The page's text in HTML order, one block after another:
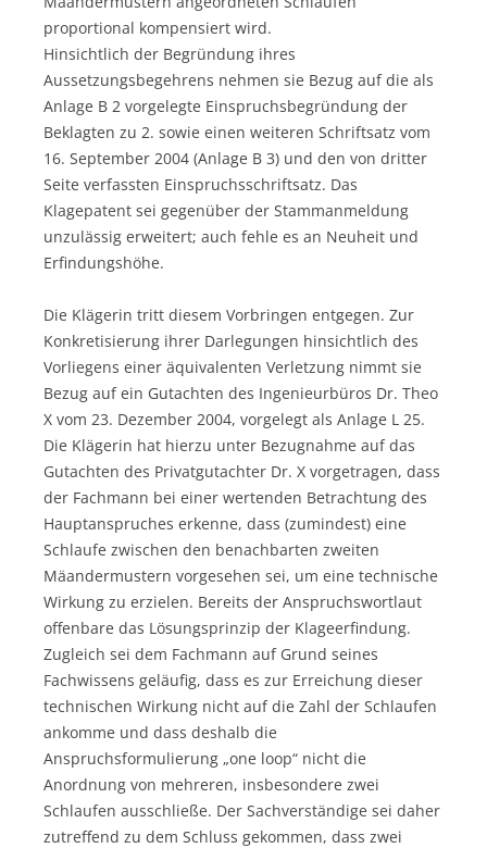
proportional kompensiert wird.
Hinsichtlich der Begründung ihres
Aussetzungsbegehrens nehmen sie Bezug auf die als
Anlage B 2 vorgelegte Einspruchsbegründung der
Beklagten zu 2. sowie einen weiteren Schriftsatz vom
16. September 2004 (Anlage B 3) und den von dritter
Seite verfassten Einspruchsschriftsatz. Das
Klagepatent sei gegenüber der Stammanmeldung
unzulässig erweitert; auch fehle es an Neuheit und
Erfindungshöhe.
Die Klägerin tritt diesem Vorbringen entgegen. Zur
Konkretisierung ihrer Darlegungen hinsichtlich des
Vorliegens einer äquivalenten Verletzung nimmt sie
Bezug auf ein Gutachten des Ingenieurbüros Dr. Theo
X vom 23. Dezember 2004, vorgelegt als Anlage L 25.
Die Klägerin hat hierzu unter Bezugnahme auf das
Gutachten des Privatgutachter Dr. X vorgetragen, dass
der Fachmann bei einer wertenden Betrachtung des
Hauptanspruches erkenne, dass (zumindest) eine
Schlaufe zwischen den benachbarten zweiten
Mäandermustern vorgesehen sei, um eine technische
Wirkung zu erzielen. Bereits der Anspruchswortlaut
offenbare das Lösungsprinzip der Klageerfindung.
Zugleich sei dem Fachmann auf Grund seines
Fachwissens geläufig, dass es zur Erreichung dieser
technischen Wirkung nicht auf die Zahl der Schlaufen
ankomme und dass deshalb die
Anspruchsformulierung „one loop“ nicht die
Anordnung von mehreren, insbesondere zwei
Schlaufen ausschließe. Der Sachverständige sei daher
zutreffend zu dem Schluss gekommen, dass zwei